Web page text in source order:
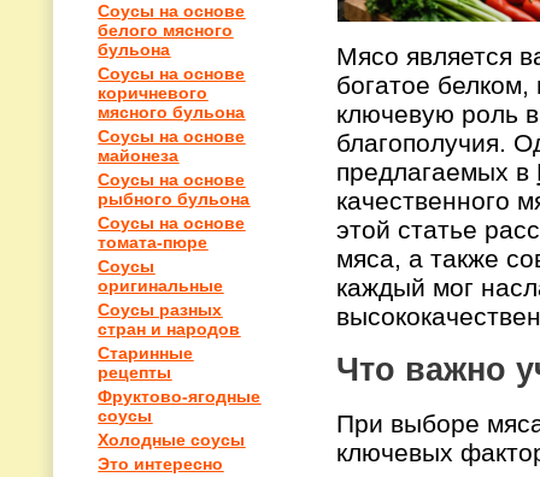
Соусы на основе
белого мясного
бульона
Соусы на основе
коричневого
мясного бульона
Соусы на основе
майонеза
Соусы на основе
рыбного бульона
Соусы на основе
томата-пюре
Соусы
оригинальные
Соусы разных
стран и народов
Старинные
рецепты
Фруктово-ягодные
соусы
Холодные соусы
Это интересно
Мясо является
богатое
ключевую роль
благополучия.
предлагаемых в
качественного
этой статье
мяса, а также
каждый мог
Что важно
При выборе
ключевых